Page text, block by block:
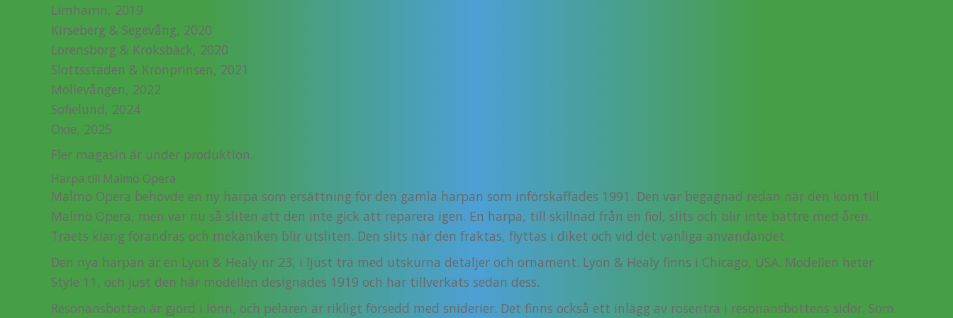
Limhamn, 2019
Kirseberg & Segevång, 2020
Lorensborg & Kroksbäck, 2020
Slottsstaden & Kronprinsen, 2021
Möllevången, 2022
Sofielund, 2024
Oxie, 2025
Fler magasin är under produktion.
Harpa till Malmö Opera
Malmö Opera behövde en ny harpa som ersättning för den gamla harpan som införskaffades 1991. Den var begagnad redan när den kom till
Malmö Opera, men var nu så sliten att den inte gick att reparera igen. En harpa, till skillnad från en fiol, slits och blir inte bättre med åren.
Träets klang förändras och mekaniken blir utsliten. Den slits när den fraktas, flyttas i diket och vid det vanliga användandet.
Den nya harpan är en Lyon & Healy nr 23, i ljust trä med utskurna detaljer och ornament. Lyon & Healy finns i Chicago, USA. Modellen heter
Style 11, och just den här modellen designades 1919 och har tillverkats sedan dess.
Resonansbotten är gjord i lönn, och pelaren är rikligt försedd med sniderier. Det finns också ett inlägg av rosenträ i resonansbottens sidor. Som